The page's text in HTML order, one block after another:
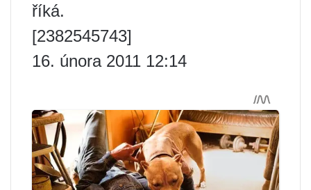
říká.
[2382545743]
16. února 2011 12:14